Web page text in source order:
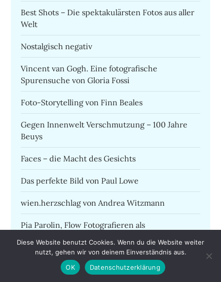
Best Shots – Die spektakulärsten Fotos aus aller
Welt
Nostalgisch negativ
Vincent van Gogh. Eine fotografische
Spurensuche von Gloria Fossi
Foto-Storytelling von Finn Beales
Gegen Innenwelt Verschmutzung – 100 Jahre
Beuys
Faces – die Macht des Gesichts
Das perfekte Bild von Paul Lowe
wien.herzschlag von Andrea Witzmann
Pia Parolin, Flow Fotografieren als
Zwischen Blog und Instagram am Beispiel Homo
adipositatis von Antje Kröger
Diese Website benutzt Cookies. Wenn du die Website weiter
nutzt, gehen wir von deinem Einverständnis aus.
OK
Datenschutzerklärung